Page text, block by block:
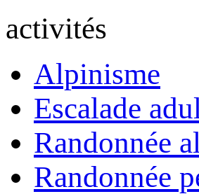
activités
Alpinisme
Escalade
Randonnée
Randonnée